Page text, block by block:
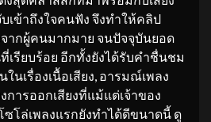
เข้าถึงใจคนฟัง จึงทำให้คลิป
ากผู้คนมากมาย จนปัจจุบันยอด
เรียบร้อย อีกทั้งยังได้รับคำชื่นชม
นเรื่องเนื้อเสียง, อารมณ์เพลง
การออกเสียงที่แม้แต่เจ้าของ
โล่เพลงแรกยังทำได้ดีขนาดนี้ ดู